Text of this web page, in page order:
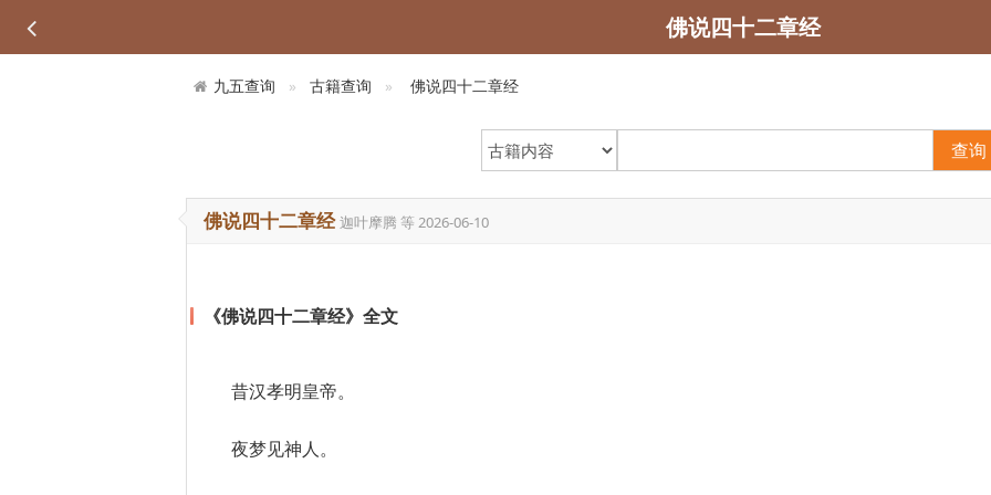
佛说四十二章经
九五查询 古籍查询 佛说四十二章经
查询
佛说四十二章经迦叶摩腾 等 2026-06-10
《佛说四十二章经》全文
昔汉孝明皇帝。
夜梦见神人。